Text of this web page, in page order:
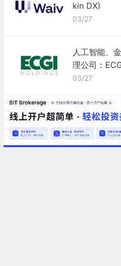
kin DX)
03/27
人工智能、
理公司：
03/27